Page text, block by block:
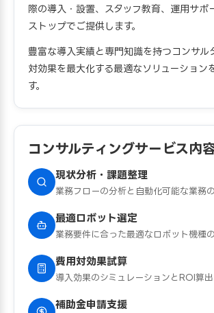
際の導入・設置、スタッフ教育、運用サポ
ストップでご提供します。
豊富な導入実績と専門知識を持つコンサル
対効果を最大化する最適なソリューション
す。
コンサルティングサービス内
現状分析・課題整理
業務フローの分析と自動化可能な業務
最適ロボット選定
業務要件に合った最適なロボット機種
費用対効果試算
導入効果のシミュレーションとROI算出
補助金申請支援